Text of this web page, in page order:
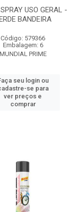
USO GERAL -
BANDEIRA
Código: 579366
Embalagem: 6
MUNDIAL PRIME
seu login ou
se para
ver preços e
comprar